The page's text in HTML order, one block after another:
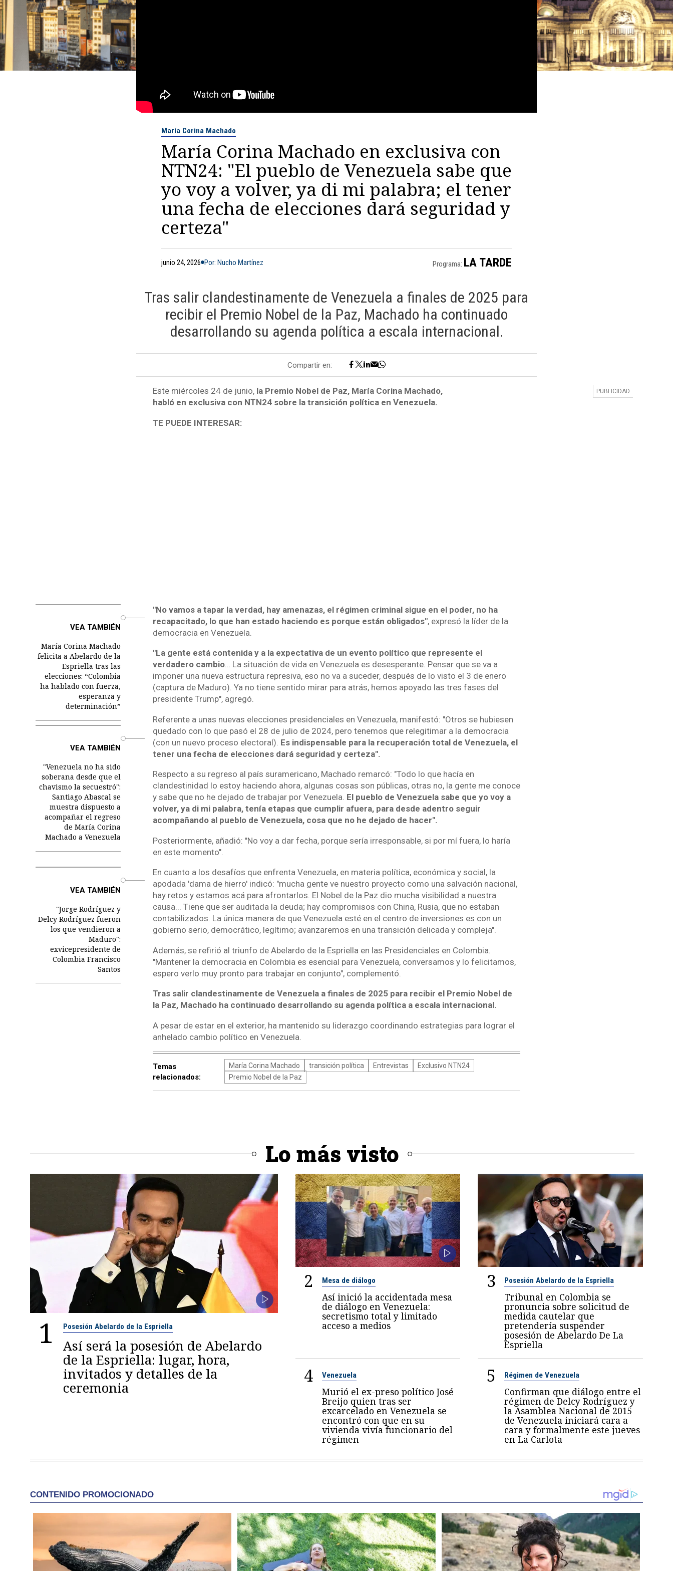
María Corina Machado
María Corina Machado en exclusiva con
NTN24: "El pueblo de Venezuela sabe que
yo voy a volver, ya di mi palabra; el tener
una fecha de elecciones dará seguridad y
certeza"
junio 24, 2026 Por: Nucho Martínez Programa: LA TARDE
Tras salir clandestinamente de Venezuela a finales de 2025 para
recibir el Premio Nobel de la Paz, Machado ha continuado
desarrollando su agenda política a escala internacional.
Compartir en:
Este miércoles 24 de junio,la Premio Nobel de Paz, María Corina Machado,
habló en exclusiva con NTN24 sobre la transición política en Venezuela.
TE PUEDE INTERESAR:
VEA TAMBIÉN
María Corina Machado
felicita a Abelardo de la
Espriella tras las
elecciones: “Colombia
ha hablado con fuerza,
esperanza y
determinación”
"No vamos a tapar la verdad, hay amenazas, el régimen criminal sigue en el poder, no ha
recapacitado, lo que han estado haciendo es porque están obligados", expresó la líder de la
democracia en Venezuela.
"La gente está contenida y a la expectativa de un evento político que represente el
verdadero cambio… La situación de vida en Venezuela es desesperante. Pensar que se va a
imponer una nueva estructura represiva, eso no va a suceder, después de lo visto el 3 de enero
(captura de Maduro). Ya no tiene sentido mirar para atrás, hemos apoyado las tres fases del
presidente Trump", agregó.
VEA TAMBIÉN
"Venezuela no ha sido
soberana desde que el
chavismo la secuestró":
Santiago Abascal se
muestra dispuesto a
acompañar el regreso
de María Corina
Machado a Venezuela
Referente a unas nuevas elecciones presidenciales en Venezuela, manifestó: "Otros se hubiesen
quedado con lo que pasó el 28 de julio de 2024, pero tenemos que relegitimar a la democracia
(con un nuevo proceso electoral). Es indispensable para la recuperación total de Venezuela, el
tener una fecha de elecciones dará seguridad y certeza".
Respecto a su regreso al país suramericano, Machado remarcó: "Todo lo que hacía en
clandestinidad lo estoy haciendo ahora, algunas cosas son públicas, otras no, la gente me conoce
y sabe que no he dejado de trabajar por Venezuela. El pueblo de Venezuela sabe que yo voy a
volver, ya di mi palabra, tenía etapas que cumplir afuera, para desde adentro seguir
acompañando al pueblo de Venezuela, cosa que no he dejado de hacer".
Posteriormente, añadió: "No voy a dar fecha, porque sería irresponsable, si por mí fuera, lo haría
en este momento".
VEA TAMBIÉN
"Jorge Rodríguez y
Delcy Rodríguez fueron
los que vendieron a
Maduro":
exvicepresidente de
Colombia Francisco
Santos
En cuanto a los desafíos que enfrenta Venezuela, en materia política, económica y social, la
apodada 'dama de hierro' indicó: "mucha gente ve nuestro proyecto como una salvación nacional,
hay retos y estamos acá para afrontarlos. El Nobel de la Paz dio mucha visibilidad a nuestra
causa... Tiene que ser auditada la deuda; hay compromisos con China, Rusia, que no estaban
contabilizados. La única manera de que Venezuela esté en el centro de inversiones es con un
gobierno serio, democrático, legítimo; avanzaremos en una transición delicada y compleja".
Además, se refirió al triunfo de Abelardo de la Espriella en las Presidenciales en Colombia.
"Mantener la democracia en Colombia es esencial para Venezuela, conversamos y lo felicitamos,
espero verlo muy pronto para trabajar en conjunto", complementó.
Tras salir clandestinamente de Venezuela a finales de 2025 para recibir el Premio Nobel de
la Paz, Machado ha continuado desarrollando su agenda política a escala internacional.
A pesar de estar en el exterior, ha mantenido su liderazgo coordinando estrategias para lograr el
anhelado cambio político en Venezuela.
Temas
relacionados:
María Corina Machado transición política Entrevistas
Exclusivo NTN24
Premio Nobel de la Paz
Lo más visto
1 Posesión Abelardo de la Espriella
Así será la posesión de Abelardo
de la Espriella: lugar, hora,
invitados y detalles de la
ceremonia
2 Mesa de diálogo
Así inició la accidentada mesa
de diálogo en Venezuela:
secretismo total y limitado
acceso a medios
3 Posesión Abelardo de la Espriella
Tribunal en Colombia se
pronuncia sobre solicitud de
medida cautelar que
pretendería suspender
posesión de Abelardo De La
Espriella
4 Venezuela
Murió el ex-preso político José
Breijo quien tras ser
excarcelado en Venezuela se
encontró con que en su
vivienda vivía funcionario del
régimen
5 Régimen de Venezuela
Confirman que diálogo entre el
régimen de Delcy Rodríguez y
la Asamblea Nacional de 2015
de Venezuela iniciará cara a
cara y formalmente este jueves
en La Carlota